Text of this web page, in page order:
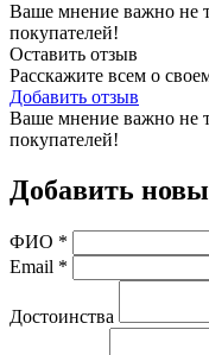
Ваше мнение важно не
покупателей!
Оставить отзыв
Расскажите всем о
Добавить отзыв
Ваше мнение важно не
покупателей!
Добавить
ФИО *
Email *
Достоинства